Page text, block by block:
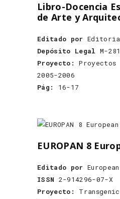
Libro-Docencia
de Arte y
Editado por
Depósito Legal M-
Proyecto:
2005-2006
Pág:
16-17
EUROPAN 8
Editado por
ISSN 2-914296-07-X
Proyecto: